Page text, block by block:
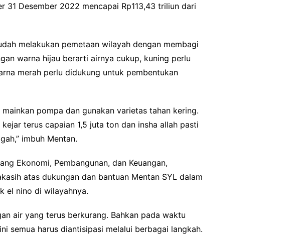
Desember 2022 mencapai Rp113,43 triliun dari
melakukan pemetaan wilayah dengan membagi
warna hijau berarti airnya cukup, kuning perlu
merah perlu didukung untuk pembentukan
pompa dan gunakan varietas tahan kering.
terus capaian 1,5 juta ton dan insha allah pasti
imbuh Mentan.
Ekonomi, Pembangunan, dan Keuangan,
atas dukungan dan bantuan Mentan SYL dalam
el nino di wilayahnya.
air yang terus berkurang. Bahkan pada waktu
semua harus diantisipasi melalui berbagai langkah.